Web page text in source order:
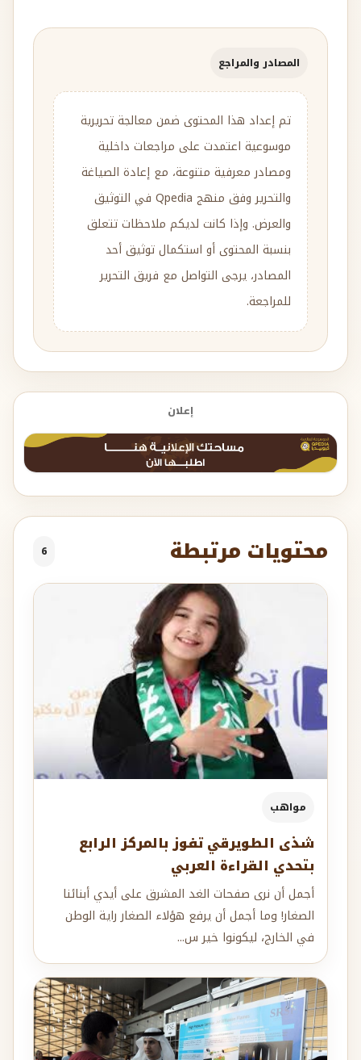
المصادر والمراجع
تم إعداد هذا المحتوى ضمن معالجة تحريرية
موسوعية اعتمدت على مراجعات داخلية
ومصادر معرفية متنوعة، مع إعادة الصياغة
والتحرير وفق منهج Qpedia في التوثيق
والعرض. وإذا كانت لديكم ملاحظات تتعلق
بنسبة المحتوى أو استكمال توثيق أحد
المصادر، يرجى التواصل مع فريق التحرير
للمراجعة.
إعلان
محتويات مرتبطة 6
مواهب
شذى الطويرقي تفوز بالمركز الرابع
بتحدي القراءة العربي
أجمل أن نرى صفحات الغد المشرق على أيدي أبنائنا
الصغار! وما أجمل أن يرفع هؤلاء الصغار راية الوطن
في الخارج، ليكونوا خير س...